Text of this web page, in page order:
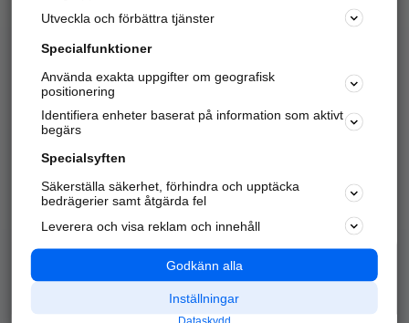
Marknadsför företaget
Kom igång och annonsera mot
samarbetspartners nära dig.
Alla kategorier
Populära sökningar
API & Kartor
Annonsera
Integritet
Nödnummer
Utveckla och förbättra tjänster
Specialfunktioner
Använda exakta uppgifter om geografisk
positionering
Identifiera enheter baserat på information som aktivt
begärs
Specialsyften
Säkerställa säkerhet, förhindra och upptäcka
bedrägerier samt åtgärda fel
Leverera och visa reklam och innehåll
Godkänn alla
Inställningar
Dataskydd